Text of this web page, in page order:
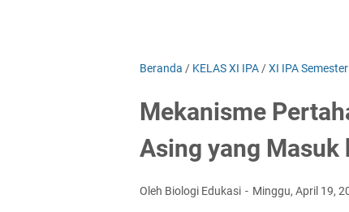
Beranda / KELAS XI IPA /XI IPA
Mekanisme
Asing yang Masuk
Oleh Biologi Edukasi Minggu, April 19,